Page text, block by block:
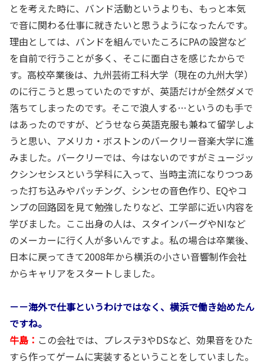
とを考えた時に、バンド活動というよりも、もっと本気
で音に関わる仕事に就きたいと思うようになったんです。
理由としては、バンドを組んでいたころにPAの設営など
を自前で行うことが多く、そこに面白さを感じたからで
す。高校卒業後は、九州芸術工科大学（現在の九州大学）
のに行こうと思っていたのですが、英語だけが全然ダメで
落ちてしまったのです。そこで浪人する…というのも手で
はあったのですが、どうせなら英語克服も兼ねて留学しよ
うと思い、アメリカ・ボストンのバークリー音楽大学に進
みました。バークリーでは、今はないのですがミュージッ
クシンセシスという学科に入って、当時主流になりつつあ
った打ち込みやパッチング、シンセの音色作り、EQやコ
ンプの回路図を見て勉強したりなど、工学部に近い内容を
学びました。ここ出身の人は、スタインバーグやNIなど
のメーカーに行く人が多いんですよ。私の場合は卒業後、
日本に戻ってきて2008年から横浜の小さい音響制作会社
からキャリアをスタートしました。
－－海外で仕事というわけではなく、横浜で働き始めたん
ですね。
牛島： この会社では、プレステ3やDSなど、効果音をひた
すら作ってゲームに実装するということをしていました。